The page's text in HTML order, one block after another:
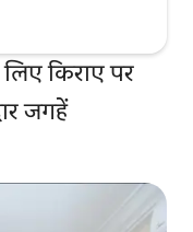
किराए पर
जगहें